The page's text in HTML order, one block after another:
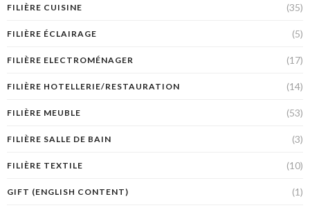
FILIÈRE CUISINE (35)
FILIÈRE ÉCLAIRAGE (5)
FILIÈRE ELECTROMÉNAGER (17)
FILIÈRE HOTELLERIE/RESTAURATION (14)
FILIÈRE MEUBLE (53)
FILIÈRE SALLE DE BAIN (3)
FILIÈRE TEXTILE (10)
GIFT (ENGLISH CONTENT) (1)